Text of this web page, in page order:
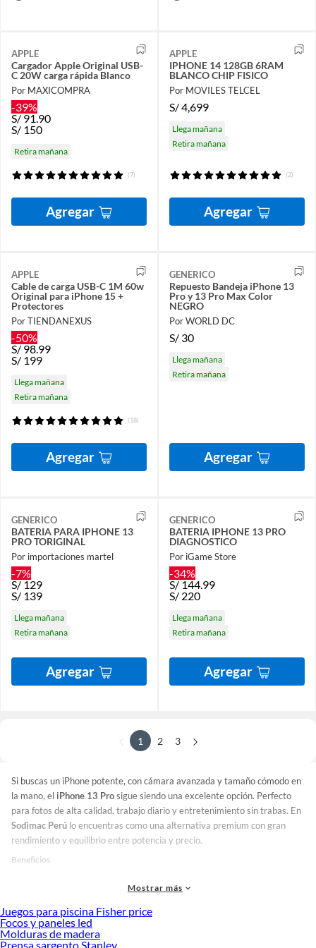
APPLE
Cargador Apple Original USB-
C 20W carga rápida Blanco
Por MAXICOMPRA
-39%
S/91.90
S/ 150
Retira mañana
(7)
Agregar
APPLE
IPHONE 14 128GB 6RAM
BLANCO CHIP FISICO
Por MOVILES TELCEL
S/4,699
Llega mañana
Retira mañana
(2)
Agregar
APPLE
Cable de carga USB-C 1M 60w
Original para iPhone 15 +
Protectores
Por TIENDANEXUS
-50%
S/ 98.99
S/ 199
Llega mañana
Retira mañana
(18)
Agregar
GENERICO
Repuesto Bandeja iPhone 13
Pro y 13 Pro Max Color
NEGRO
Por WORLD DC
S/ 30
Llega mañana
Retira mañana
Agregar
GENERICO
BATERIA PARA IPHONE 13
PRO TORIGINAL
Por importaciones martel
-7%
S/ 129
S/ 139
Llega mañana
Retira mañana
Agregar
GENERICO
BATERIA IPHONE 13 PRO
DIAGNOSTICO
Por iGame Store
-34%
S/ 144.99
S/ 220
Llega mañana
Retira mañana
Agregar
1 2 3
Si buscas un iPhone potente, con cámara avanzada y tamaño cómodo en
la mano, el iPhone 13 Prosigue siendo una excelente opción. Perfecto
para fotos de alta calidad, trabajo diario y entretenimiento sin trabas. En
Sodimac Perú lo encuentras como una alternativa premium con gran
rendimiento y equilibrio entre potencia y precio.
Beneficios
y detalladas incluso con poca luz.
apps.
Tamaño más compacto que el Pro Max: potencia profesional en un
formato más manejable.
Mostrar más
Juegos para piscina Fisher price
Focos y paneles led
Molduras de madera
Prensa sargento Stanley